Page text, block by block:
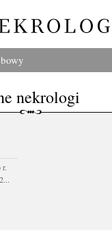
nekrologi
r.